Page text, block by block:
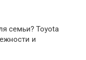
семьи? Toyota
и